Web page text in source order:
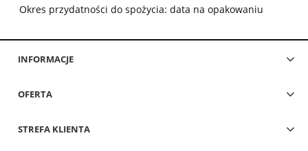
Okres przydatności do spożycia: data na opakowaniu
INFORMACJE
OFERTA
STREFA KLIENTA